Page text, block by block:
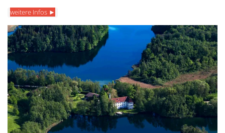
weitere Infos ►